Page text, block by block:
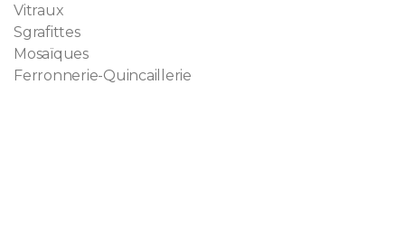
Vitraux
Sgrafittes
Mosaïques
Ferronnerie-Quincaillerie